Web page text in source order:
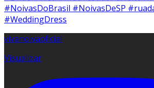
vivanoivaoficial
Visualizar